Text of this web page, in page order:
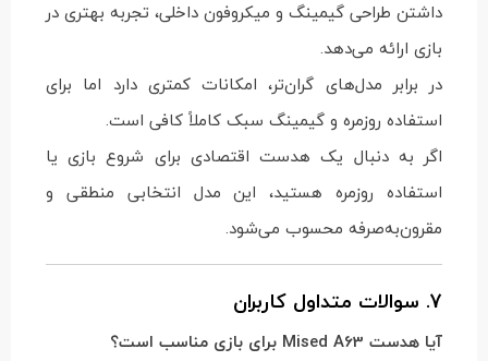
داشتن طراحی گیمینگ و میکروفون داخلی، تجربه بهتری در
بازی ارائه می‌دهد.
در برابر مدل‌های گران‌تر، امکانات کمتری دارد اما برای
استفاده روزمره و گیمینگ سبک کاملاً کافی است.
اگر به دنبال یک هدست اقتصادی برای شروع بازی یا
استفاده روزمره هستید، این مدل انتخابی منطقی و
مقرون‌به‌صرفه محسوب می‌شود.
7. سوالات متداول کاربران
آیا هدست Mised A63 برای بازی مناسب است؟